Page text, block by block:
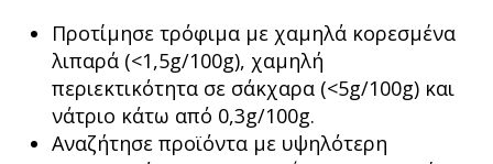
Προτίμησε τρόφιμα με χαμηλά κορεσμένα
λιπαρά (<1,5g/100g), χαμηλή
περιεκτικότητα σε σάκχαρα (<5g/100g) και
νάτριο κάτω από 0,3g/100g.
Αναζήτησε προϊόντα με υψηλότερη